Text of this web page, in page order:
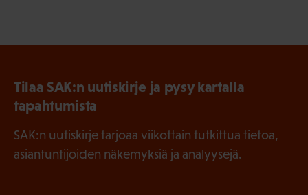
Tilaa SAK:n uutiskirje ja pysy kartalla
tapahtumista
SAK:n uutiskirje tarjoaa viikottain tutkittua tietoa,
asiantuntijoiden näkemyksiä ja analyysejä.